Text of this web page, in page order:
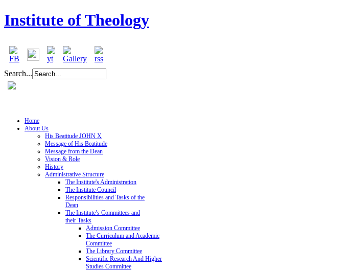
Institute of Theology
Search...
Home
About Us
His Beatitude JOHN X
Message of His Beatitude
Message from the Dean
Vision & Role
History
Administrative Structure
The Institute's Administration
The Institute Council
Responsibilities and Tasks of the
Dean
The Institute’s Committees and
their Tasks
Admission Committee
The Curriculum and Academic
Committee
The Library Committee
Scientific Research And Higher
Studies Committee